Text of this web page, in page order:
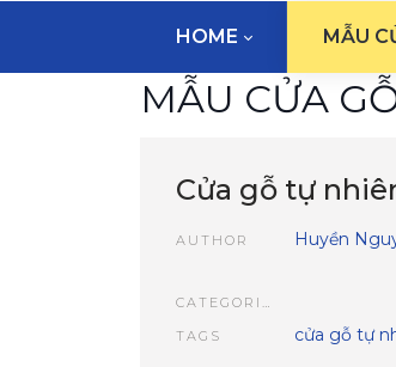
HOME MẪU
MẪU CỬA
Cửa gỗ tự
AUTHOR Huyền
CATEGORIES
TAGS
cửa gỗ tự